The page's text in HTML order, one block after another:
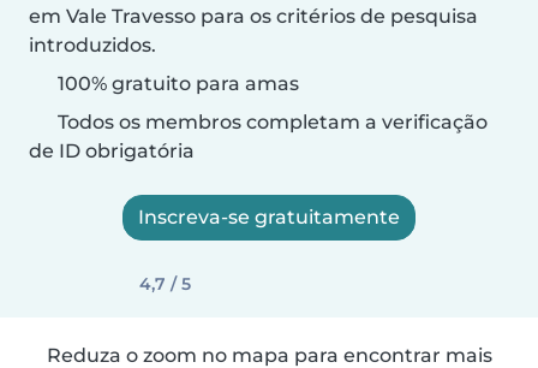
em Vale Travesso para os critérios de pesquisa
introduzidos.
100% gratuito para amas
Todos os membros completam a verificação
de ID obrigatória
Inscreva-se gratuitamente
4,7 / 5
Reduza o zoom no mapa para encontrar mais